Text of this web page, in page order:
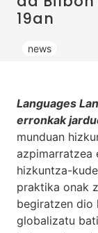
19an
news
Languages
erronkak
munduan
azpimarratzea
hizkuntza-
praktika onak
begiratzen dio
globalizatu